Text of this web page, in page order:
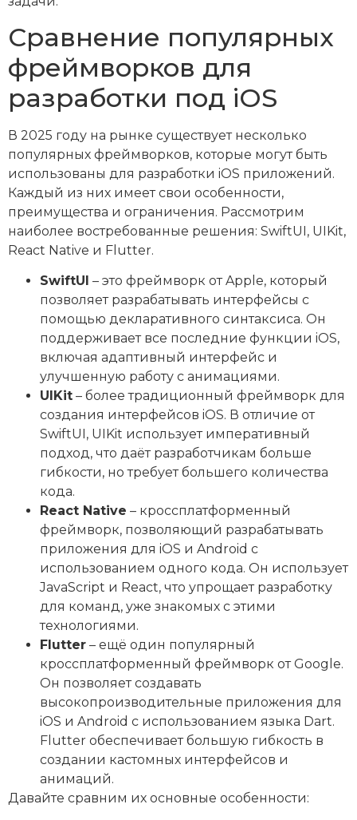
Сравнение популярных
фреймворков для
разработки под iOS
В 2025 году на рынке существует несколько
популярных фреймворков, которые могут быть
использованы для разработки iOS приложений.
Каждый из них имеет свои особенности,
преимущества и ограничения. Рассмотрим
наиболее востребованные решения: SwiftUI, UIKit,
React Native и Flutter.
SwiftUI – это фреймворк от Apple, который
позволяет разрабатывать интерфейсы с
помощью декларативного синтаксиса. Он
поддерживает все последние функции iOS,
включая адаптивный интерфейс и
улучшенную работу с анимациями.
UIKit – более традиционный фреймворк для
создания интерфейсов iOS. В отличие от
SwiftUI, UIKit использует императивный
подход, что даёт разработчикам больше
гибкости, но требует большего количества
кода.
React Native – кроссплатформенный
фреймворк, позволяющий разрабатывать
приложения для iOS и Android с
использованием одного кода. Он использует
JavaScript и React, что упрощает разработку
для команд, уже знакомых с этими
технологиями.
Flutter – ещё один популярный
кроссплатформенный фреймворк от Google.
Он позволяет создавать
высокопроизводительные приложения для
iOS и Android с использованием языка Dart.
Flutter обеспечивает большую гибкость в
создании кастомных интерфейсов и
анимаций.
Давайте сравним их основные особенности: